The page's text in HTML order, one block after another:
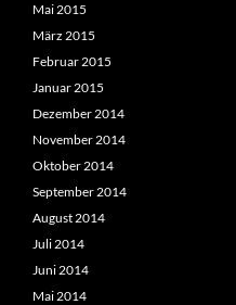
Mai 2015
März 2015
Februar 2015
Januar 2015
Dezember 2014
November 2014
Oktober 2014
September 2014
August 2014
Juli 2014
Juni 2014
Mai 2014